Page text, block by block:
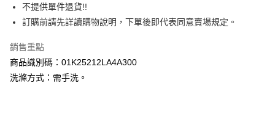
元大商業銀行
玉山商業銀行
星展（台灣）商業銀行
台灣樂天信用卡公司
悠遊付
大哥付你分期
相關說明
【大哥付你分期使用說明】
不提供單件退貨!!
訂購前請先詳讀購物說明，下單後即代表同意賣場規定。
銷售重點
商品識別碼：01K25212LA4A300
洗滌方式：需手洗。